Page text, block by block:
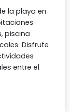
la playa en
piscina
Disfrute
entre el